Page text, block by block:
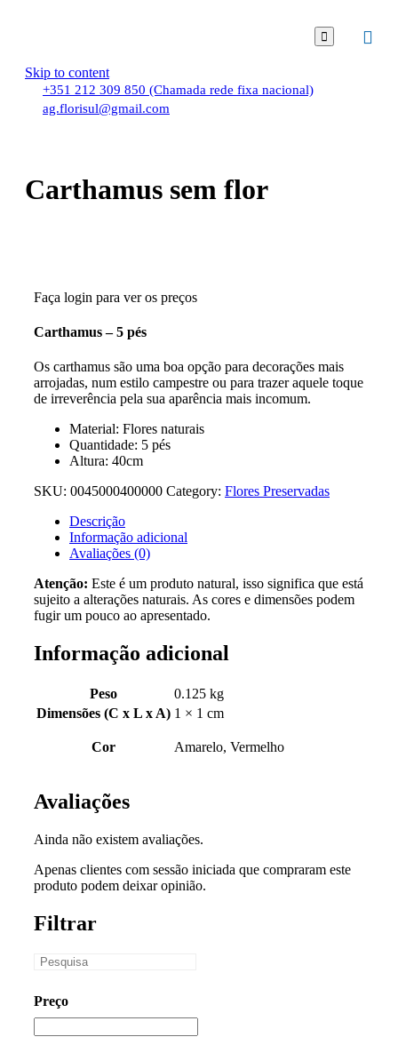

Skip to content
+351 212 309 850 (Chamada rede fixa nacional)
ag.florisul@gmail.com
Carthamus sem flor
Faça login para ver os preços
Carthamus – 5 pés
Os carthamus são uma boa opção para decorações mais
arrojadas, num estilo campestre ou para trazer aquele toque
de irreverência pela sua aparência mais incomum.
Material: Flores naturais
Quantidade: 5 pés
Altura: 40cm
SKU: 0045000400000 Category: Flores Preservadas
Descrição
Informação adicional
Avaliações (0)
Atenção: Este é um produto natural, isso significa que está
sujeito a alterações naturais. As cores e dimensões podem
fugir um pouco ao apresentado.
Informação adicional
Peso
0.125 kg
Dimensões (C x L x A) 1 × 1 cm
Cor Amarelo, Vermelho
Avaliações
Ainda não existem avaliações.
Apenas clientes com sessão iniciada que compraram este
produto podem deixar opinião.
Filtrar
Preço